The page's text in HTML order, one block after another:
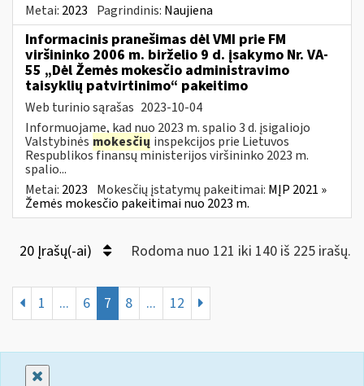
Metai: 2023 Pagrindinis: Naujiena
Informacinis pranešimas dėl VMI prie FM
viršininko 2006 m. birželio 9 d. įsakymo Nr. VA-
55 „Dėl Žemės mokesčio administravimo
taisyklių patvirtinimo“ pakeitimo
Web turinio sąrašas 2023-10-04
Informuojame, kad nuo 2023 m. spalio 3 d. įsigaliojo
Valstybinės mokesčių inspekcijos prie Lietuvos
Respublikos finansų ministerijos viršininko 2023 m.
spalio...
Metai: 2023 Mokesčių įstatymų pakeitimai: MĮP 2021 »
Žemės mokesčio pakeitimai nuo 2023 m.
20 Įrašų(-ai) Rodoma nuo 121 iki 140 iš 225 irašų.
1 ... 6 7 8 ... 12